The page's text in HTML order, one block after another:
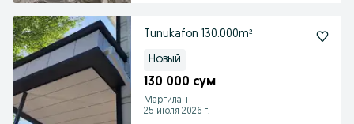
Tunukafon 130.000m²
Новый
130 000 сум
Маргилан
25 июля 2026 г.